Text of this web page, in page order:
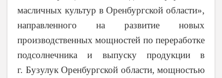
масличных культур в Оренбургской области»,
направленного на развитие новых
производственных мощностей по переработке
подсолнечника и выпуску продукции в
г. Бузулук Оренбургской области, мощностью